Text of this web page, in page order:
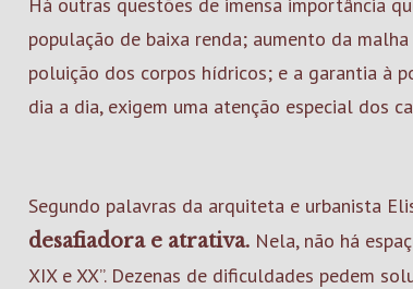
população de baixa renda; aumento da
poluição dos corpos hídricos; e a garantia à
dia a dia, exigem uma atenção especial dos
Segundo palavras da arquiteta e urbanista
desafiadora e atrativa. Nela, não há
XIX e XX”. Dezenas de dificuldades pedem